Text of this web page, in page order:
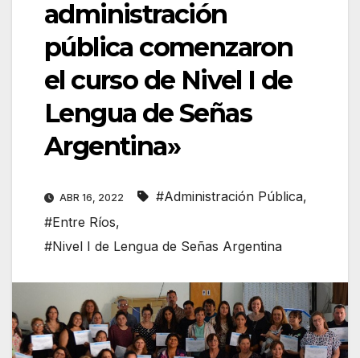
administración
pública comenzaron
el curso de Nivel I de
Lengua de Señas
Argentina»
ABR 16, 2022 #Administración Pública,
#Entre Ríos,
#Nivel I de Lengua de Señas Argentina